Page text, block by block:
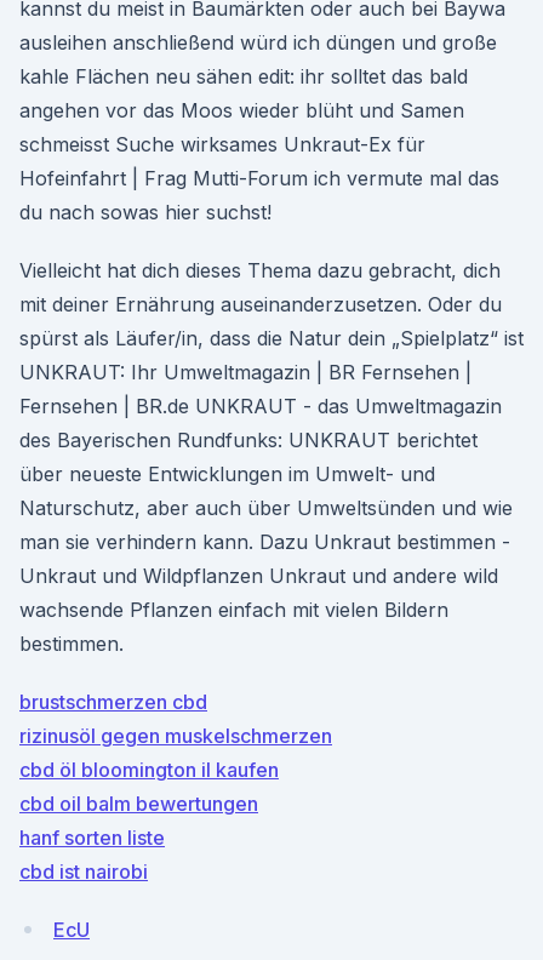
kannst du meist in Baumärkten oder auch bei Baywa
ausleihen anschließend würd ich düngen und große
kahle Flächen neu sähen edit: ihr solltet das bald
angehen vor das Moos wieder blüht und Samen
schmeisst Suche wirksames Unkraut-Ex für
Hofeinfahrt | Frag Mutti-Forum ich vermute mal das
du nach sowas hier suchst!
Vielleicht hat dich dieses Thema dazu gebracht, dich
mit deiner Ernährung auseinanderzusetzen. Oder du
spürst als Läufer/in, dass die Natur dein „Spielplatz“ ist
UNKRAUT: Ihr Umweltmagazin | BR Fernsehen |
Fernsehen | BR.de UNKRAUT - das Umweltmagazin
des Bayerischen Rundfunks: UNKRAUT berichtet
über neueste Entwicklungen im Umwelt- und
Naturschutz, aber auch über Umweltsünden und wie
man sie verhindern kann. Dazu Unkraut bestimmen -
Unkraut und Wildpflanzen Unkraut und andere wild
wachsende Pflanzen einfach mit vielen Bildern
bestimmen.
brustschmerzen cbd
rizinusöl gegen muskelschmerzen
cbd öl bloomington il kaufen
cbd oil balm bewertungen
hanf sorten liste
cbd ist nairobi
EcU